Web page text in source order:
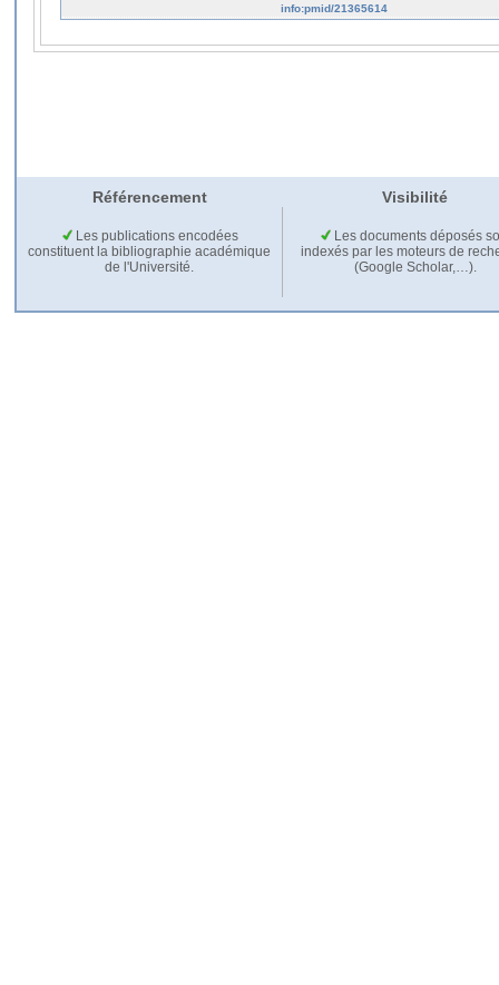
info:pmid/21365614
Référencement Visibilité
Les publications encodées
constituent la bibliographie académique
de l'Université.
Les documents déposés
indexés par les moteurs de
(Google Scholar,…).